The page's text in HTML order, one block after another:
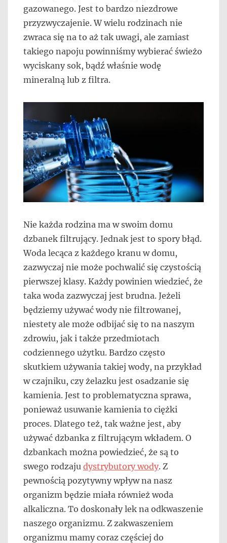
gazowanego. Jest to bardzo niezdrowe
przyzwyczajenie. W wielu rodzinach nie
zwraca się na to aż tak uwagi, ale zamiast
takiego napoju powinniśmy wybierać świeżo
wyciskany sok, bądź właśnie wodę
mineralną lub z filtra.
Nie każda rodzina ma w swoim domu
dzbanek filtrujący. Jednak jest to spory błąd.
Woda lecąca z każdego kranu w domu,
zazwyczaj nie może pochwalić się czystością
pierwszej klasy. Każdy powinien wiedzieć, że
taka woda zazwyczaj jest brudna. Jeżeli
będziemy używać wody nie filtrowanej,
niestety ale może odbijać się to na naszym
zdrowiu, jak i także przedmiotach
codziennego użytku. Bardzo często
skutkiem używania takiej wody, na przykład
w czajniku, czy żelazku jest osadzanie się
kamienia. Jest to problematyczna sprawa,
ponieważ usuwanie kamienia to ciężki
proces. Dlatego też, tak ważne jest, aby
używać dzbanka z filtrującym wkładem. O
dzbankach można powiedzieć, że są to
swego rodzaju dystrybutory wody. Z
pewnością pozytywny wpływ na nasz
organizm będzie miała również woda
alkaliczna. To doskonały lek na odkwaszenie
naszego organizmu. Z zakwaszeniem
organizmu mamy coraz częściej do